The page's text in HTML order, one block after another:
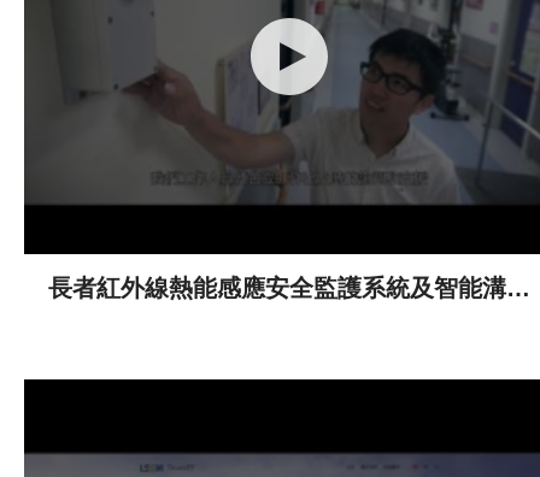
長者紅外線熱能感應安全監護系統及智能溝通